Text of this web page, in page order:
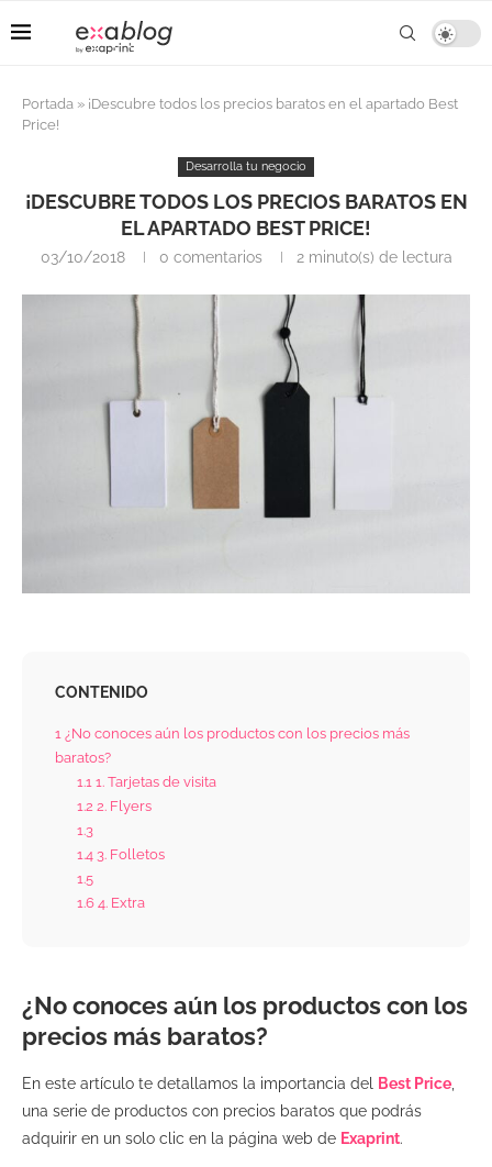
Portada » ¡Descubre todos los precios baratos en el apartado Best
Price!
Desarrolla tu negocio
¡DESCUBRE TODOS LOS PRECIOS BARATOS EN
EL APARTADO BEST PRICE!
03/10/2018 0 comentarios 2 minuto(s) de lectura
CONTENIDO
1 ¿No conoces aún los productos con los precios más
baratos?
1.1 1. Tarjetas de visita
1.2 2. Flyers
1.3
1.4 3. Folletos
1.5
1.64. Extra
¿No conoces aún los productos con los
precios más baratos?
En este artículo te detallamos la importancia del Best Price,
una serie de productos con precios baratos que podrás
adquirir en un solo clic en la página web de Exaprint.